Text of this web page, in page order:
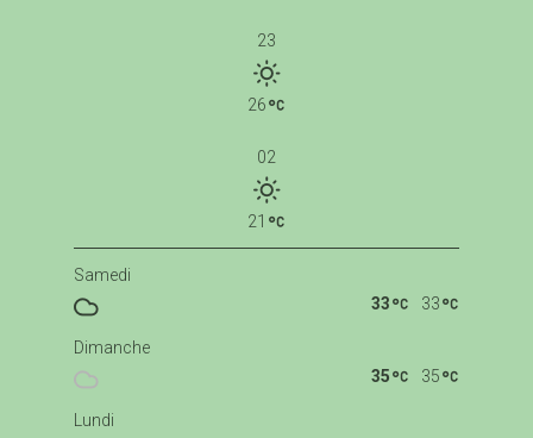
23
26
02
21
Samedi
33
33
Dimanche
35
35
Lundi